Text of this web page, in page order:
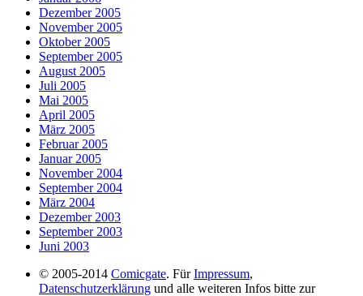
Dezember 2005
November 2005
Oktober 2005
September 2005
August 2005
Juli 2005
Mai 2005
April 2005
März 2005
Februar 2005
Januar 2005
November 2004
September 2004
März 2004
Dezember 2003
September 2003
Juni 2003
© 2005-2014 Comicgate. FürImpressum,
Datenschutzerklärung und alle weiteren Infos bitte zur